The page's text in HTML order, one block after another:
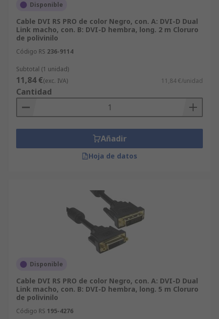
Disponible
Cable DVI RS PRO de color Negro, con. A: DVI-D Dual
Link macho, con. B: DVI-D hembra, long. 2 m Cloruro
de polivinilo
Código RS 236-9114
Subtotal (1 unidad)
11,84 €(exc. IVA) 11,84 €/unidad
Cantidad
Añadir
Hoja de datos
Disponible
Cable DVI RS PRO de color Negro, con. A: DVI-D Dual
Link macho, con. B: DVI-D hembra, long. 5 m Cloruro
de polivinilo
Código RS 195-4276